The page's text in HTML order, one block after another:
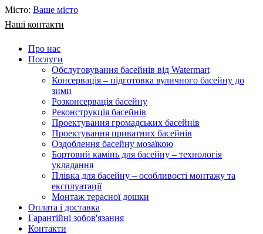
Місто: Ваше місто
Наші контакти
Про нас
Послуги
Обслуговування басейнів від Watermart
Консервація – підготовка вуличного басейну до
зими
Розконсервація басейну
Реконструкція басейнів
Проектування громадських басейнів
Проектування приватних басейнів
Оздоблення басейну мозаїкою
Бортовий камінь для басейну – технологія
укладання
Плівка для басейну – особливості монтажу та
експлуатації
Монтаж терасної дошки
Оплата і доставка
Гарантійні зобов'язання
Контакти